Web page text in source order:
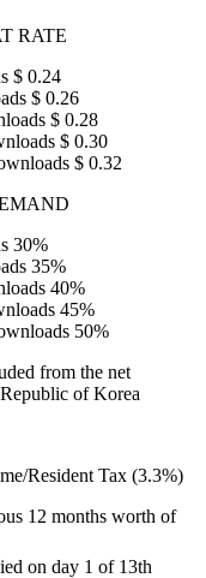
RATE
$ 0.24
$ 0.26
$ 0.28
$ 0.30
$ 0.32
30%
35%
40%
45%
50%
from the net
of Korea
Resident Tax (3.3%)
12 months worth of
on day 1 of 13th